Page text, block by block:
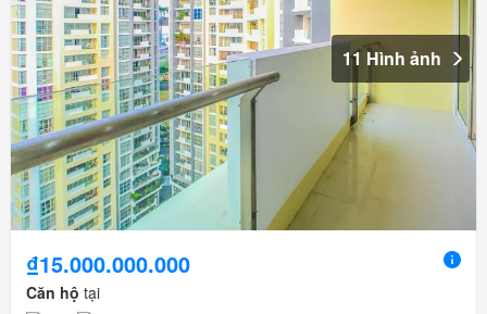
11 Hình ảnh
₫15.000.000.000
Căn hộ tại